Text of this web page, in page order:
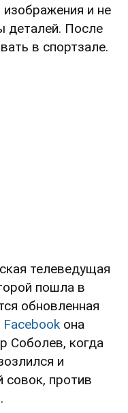
и не
деталей. После
в спортзале.
телеведущая
пошла в
обновленная
Facebook она
Соболев, когда
и
совок, против